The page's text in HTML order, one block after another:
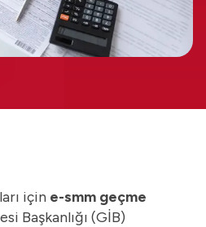
için e-smm geçme
Başkanlığı (GİB)